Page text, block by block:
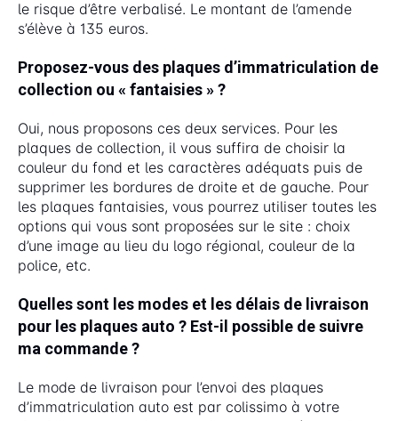
le risque d’être verbalisé. Le montant de l’amende
s’élève à 135 euros.
Proposez-vous des plaques d’immatriculation de
collection ou « fantaisies » ?
Oui, nous proposons ces deux services. Pour les
plaques de collection, il vous suffira de choisir la
couleur du fond et les caractères adéquats puis de
supprimer les bordures de droite et de gauche. Pour
les plaques fantaisies, vous pourrez utiliser toutes les
options qui vous sont proposées sur le site : choix
d’une image au lieu du logo régional, couleur de la
police, etc.
Quelles sont les modes et les délais de livraison
pour les plaques auto ? Est-il possible de suivre
ma commande ?
Le mode de livraison pour l’envoi des plaques
d’immatriculation auto est par colissimo à votre